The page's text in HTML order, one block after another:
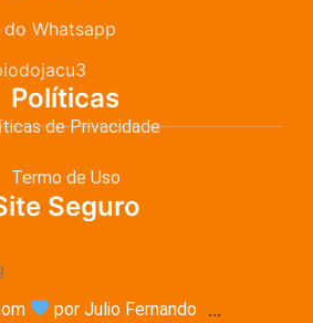
do Whatsapp
Políticas
de Privacidade
Termo de Uso
Seguro
por Julio Fernando ...